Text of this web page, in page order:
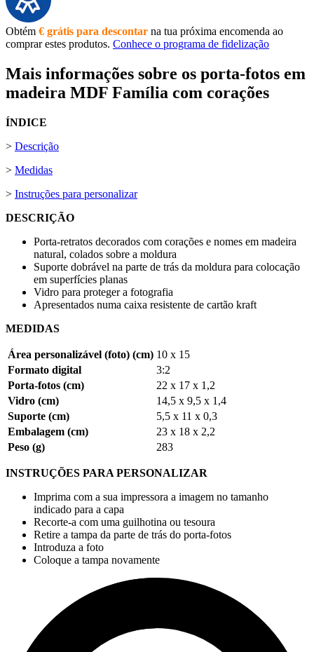
Obtém € grátis para descontar na tua próxima encomenda ao
comprar estes produtos. Conhece o programa de fidelização
Mais informações sobre os porta-fotos em
madeira MDF Família com corações
ÍNDICE
> Descrição
> Medidas
> Instruções para personalizar
DESCRIÇÃO
Porta-retratos decorados com corações e nomes em madeira
natural, colados sobre a moldura
Suporte dobrável na parte de trás da moldura para colocação
em superfícies planas
Vidro para proteger a fotografia
Apresentados numa caixa resistente de cartão kraft
MEDIDAS
Área personalizável (foto) (cm) 10 x 15
Formato digital
3:2
Porta-fotos (cm)
22 x 17 x 1,2
Vidro (cm)
14,5 x 9,5 x 1,4
Suporte (cm)
5,5 x 11 x 0,3
Embalagem (cm)
23 x 18 x 2,2
Peso (g)
283
INSTRUÇÕES PARA PERSONALIZAR
Imprima com a sua impressora a imagem no tamanho
indicado para a capa
Recorte-a com uma guilhotina ou tesoura
Retire a tampa da parte de trás do porta-fotos
Introduza a foto
Coloque a tampa novamente